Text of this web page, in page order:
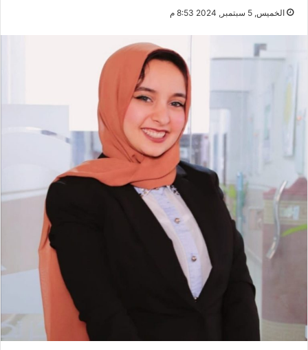
الخميس, 5 سبتمبر, 2024 8:53 م